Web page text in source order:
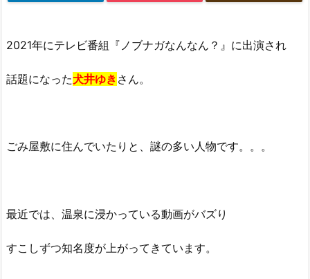
2021年にテレビ番組『ノブナガなんなん？』に出演され
話題になった犬井ゆき さん。
ごみ屋敷に住んでいたりと、謎の多い人物です。。。
最近では、温泉に浸かっている動画がバズり
すこしずつ知名度が上がってきています。